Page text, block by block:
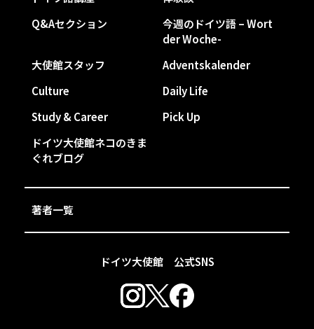
ドイツ大使館 公式SNS
Q&Aセクション
今週のドイツ語 – Wort
der Woche-
大使館スタッフ
Adventskalender
Culture
Daily Life
Study & Career
Pick Up
ドイツ大使館ネコのきま
ぐれブログ
著者一覧